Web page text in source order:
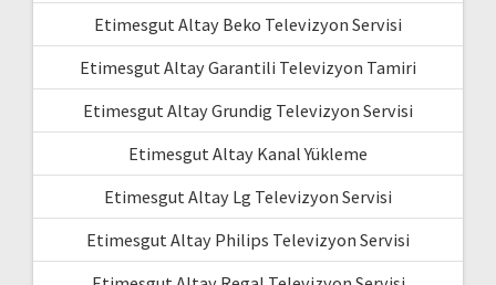
Etimesgut Altay Beko Televizyon Servisi
Etimesgut Altay Garantili Televizyon Tamiri
Etimesgut Altay Grundig Televizyon Servisi
Etimesgut Altay Kanal Yükleme
Etimesgut Altay Lg Televizyon Servisi
Etimesgut Altay Philips Televizyon Servisi